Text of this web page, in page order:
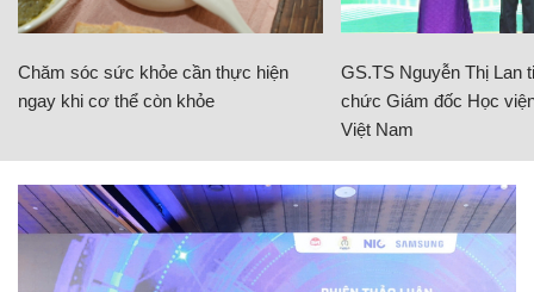
Chăm sóc sức khỏe cần thực hiện
ngay khi cơ thể còn khỏe
GS.TS Nguyễn Thị Lan
chức Giám đốc Học
Việt Nam